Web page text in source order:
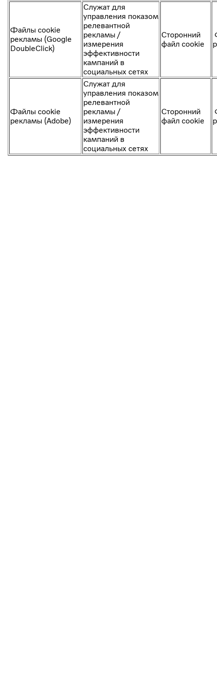
Файлы cookie
рекламы (Google
DoubleClick)
Служат для
управления показом
релевантной
рекламы /
измерения
эффективности
кампаний в
социальных сетях
Сторонний
файл cookie
Файлы cookie
рекламы (Adobe)
Служат для
управления показом
релевантной
рекламы /
измерения
эффективности
кампаний в
социальных сетях
Сторонний
файл cookie